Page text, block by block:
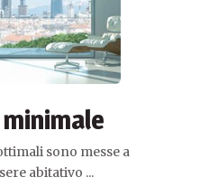
sono messe a
abitativo ...